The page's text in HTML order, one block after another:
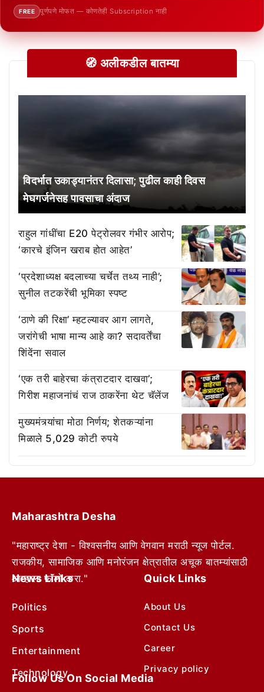
FREE पूर्णपणे मोफत — कोणतेही Subscription नाही
🧭 अलीकडील बातम्या
विदर्भात उकाड्यानंतर दिलासा; पुढील काही दिवस
मेघगर्जनेसह पावसाचा अंदाज
राहुल गांधींचा E20 पेट्रोलवर गंभीर आरोप;
‘कारचे इंजिन खराब होत आहेत’
‘प्रदेशाध्यक्ष बदलाच्या चर्चेत तथ्य नाही’;
सुनील तटकरेंची भूमिका स्पष्ट
‘ठाणे की रिक्षा’ म्हटल्यावर आग लागते,
जरांगेची भाषा मान्य आहे का? सदावर्तेंचा
शिंदेंना सवाल
‘एक तरी बाहेरचा कंत्राटदार दाखवा’;
गिरीश महाजनांचं राज ठाकरेंना थेट चॅलेंज
मुख्यमंत्र्यांचा मोठा निर्णय; शेतकऱ्यांना
मिळाले 5,029 कोटी रुपये
Maharashtra Desha
"महाराष्ट्र देशा - विश्वसनीय आणि वेगवान मराठी न्यूज पोर्टल.
राजकीय, सामाजिक आणि मनोरंजन क्षेत्रातील अचूक बातम्यांसाठी
आम्हाला फॉलो करा."
News Links
Politics
Sports
Entertainment
Technology
Quick Links
About Us
Contact Us
Career
Privacy policy
Follow Us On Social Media